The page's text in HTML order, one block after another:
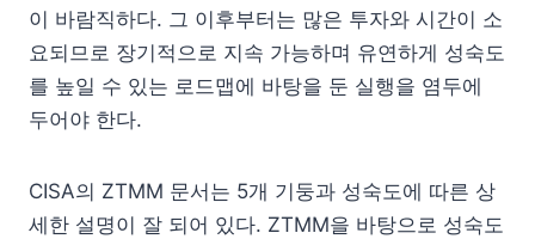
이 바람직하다. 그 이후부터는 많은 투자와 시간이 소
요되므로 장기적으로 지속 가능하며 유연하게 성숙도
를 높일 수 있는 로드맵에 바탕을 둔 실행을 염두에
두어야 한다.
CISA의 ZTMM 문서는 5개 기둥과 성숙도에 따른 상
세한 설명이 잘 되어 있다. ZTMM을 바탕으로 성숙도